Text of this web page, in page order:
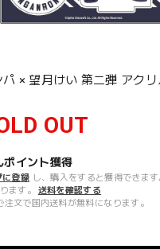
× 望月けい 第二弾 アク
OUT
ポイント獲得
に登録 し、購入をすると獲得できます
ます。
送料を確認する
文で国内送料が無料になります。